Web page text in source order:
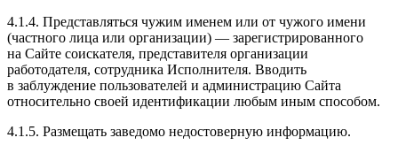
4.1.4. Представляться чужим именем или от чужого имени
(частного лица или организации) — зарегистрированного
на Сайте соискателя, представителя организации
работодателя, сотрудника Исполнителя. Вводить
в заблуждение пользователей и администрацию Сайта
относительно своей идентификации любым иным способом.
4.1.5. Размещать заведомо недостоверную информацию.